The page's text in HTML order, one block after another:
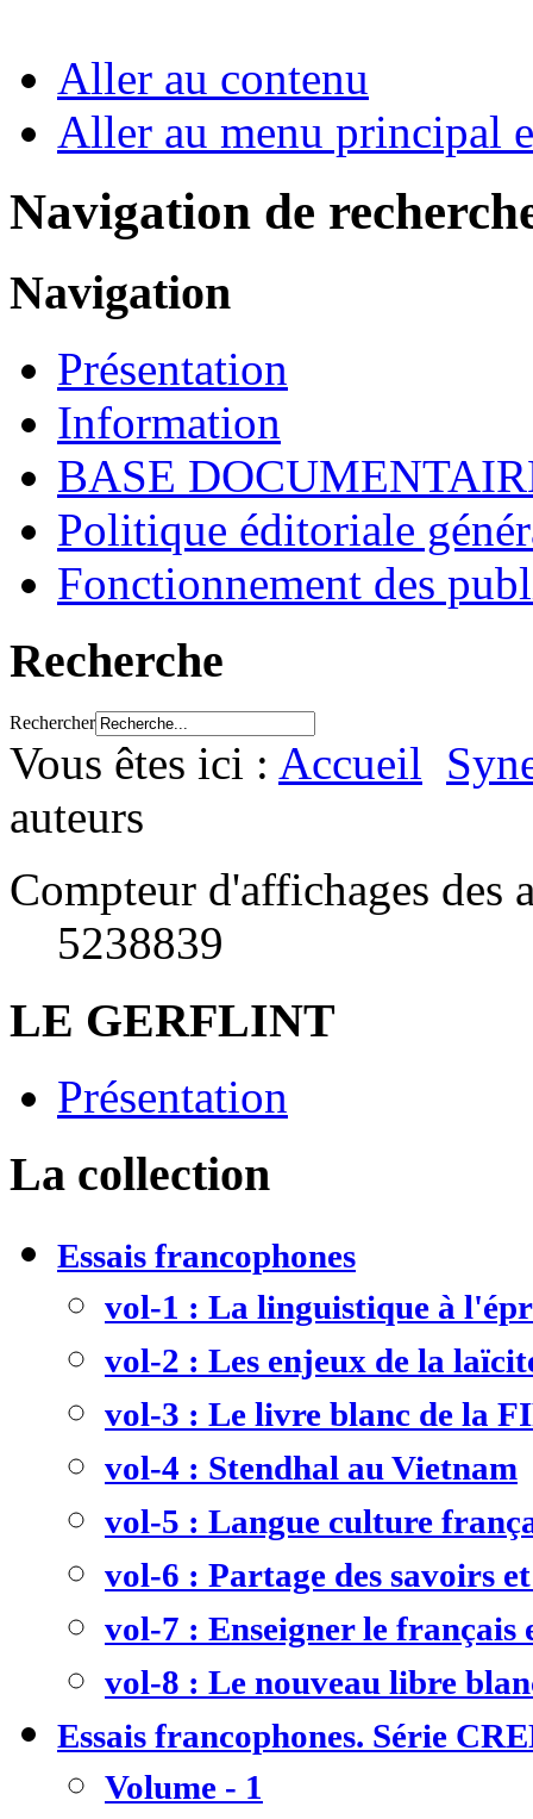
Aller au contenu
Aller au menu principal
Navigation de
Navigation
Présentation
Information
BASE
Politique éditoriale
Fonctionnement des
Recherche
Rechercher
Vous êtes ici : Accueil
auteurs
Compteur d'affichages des
5238839
LE GERFLINT
Présentation
La collection
Essais francophones
vol-1 : La linguistique à
vol-2 : Les enjeux de la
vol-3 : Le livre blanc de la
vol-4 : Stendhal au Vietnam
vol-5 : Langue culture
vol-6 : Partage des savoirs
vol-7 : Enseigner le
vol-8 : Le nouveau libre
Essais francophones. Série
Volume - 1